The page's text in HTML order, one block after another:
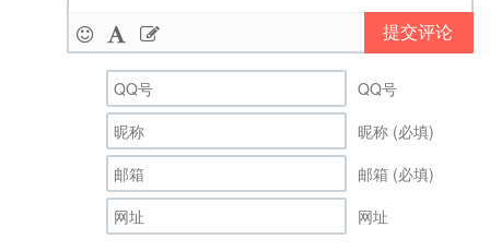
提交评论
QQ号
昵称 (必填)
邮箱 (必填)
网址